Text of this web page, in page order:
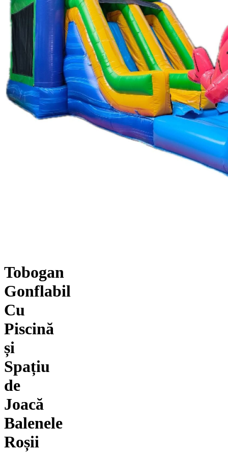
Tobogan
Gonflabil
Cu
Piscină
și
Spațiu
de
Joacă
Balenele
Roșii